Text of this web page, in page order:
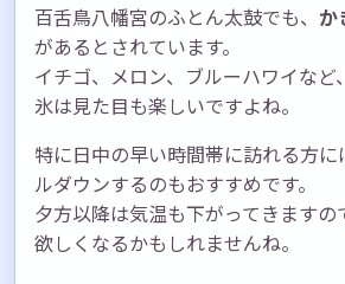
百舌鳥八幡宮のふとん太鼓でも、 か
があるとされています。
イチゴ、メロン、ブルーハワイなど
氷は見た目も楽しいですよね。
特に日中の早い時間帯に訪れる方に
ルダウンするのもおすすめです。
夕方以降は気温も下がってきますの
欲しくなるかもしれませんね。